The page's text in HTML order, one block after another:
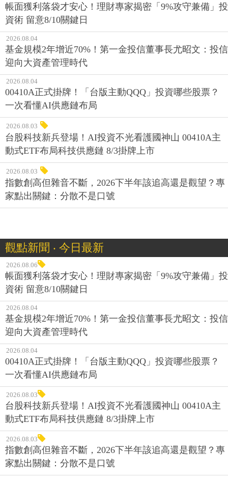
帳面獲利落袋才安心！理財專家揭密「9%攻守兼備」投
資術 留意8/10關鍵日
2026.08.04
基金規模2年增近70%！第一金投信董事長尤昭文：投信
迎向大資產管理時代
2026.08.04
00410A正式掛牌！「台版主動QQQ」投資哪些股票？
一次看懂AI供應鏈布局
2026.08.03
台股科技新兵登場！AI投資不光看護國神山 00410A主
動式ETF布局科技供應鏈 8/3掛牌上市
2026.08.03
指數創高但雜音不斷，2026下半年該追高還是觀望？專
家點出關鍵：分散不是口號
觀點新聞 ‧ 今日最新
2026.08.06
帳面獲利落袋才安心！理財專家揭密「9%攻守兼備」投
資術 留意8/10關鍵日
2026.08.04
基金規模2年增近70%！第一金投信董事長尤昭文：投信
迎向大資產管理時代
2026.08.04
00410A正式掛牌！「台版主動QQQ」投資哪些股票？
一次看懂AI供應鏈布局
2026.08.03
台股科技新兵登場！AI投資不光看護國神山 00410A主
動式ETF布局科技供應鏈 8/3掛牌上市
2026.08.03
指數創高但雜音不斷，2026下半年該追高還是觀望？專
家點出關鍵：分散不是口號